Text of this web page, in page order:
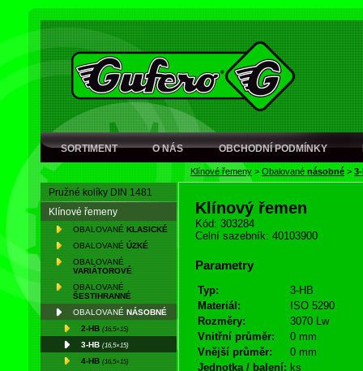
SORTIMENT O NÁS OBCHODNÍ PODMÍNKY
Klínové řemeny > Obalované násobné >
Pružné kolíky DIN 1481
Klínové řemeny
OBALOVANÉ KLASICKÉ
OBALOVANÉ ÚZKÉ
OBALOVANÉ
VARIÁTOROVÉ
OBALOVANÉ
ŠESTIHRANNÉ
OBALOVANÉ NÁSOBNÉ
2-HB (16,5×15)
3-HB (16,5×15)
4-HB (16,5×15)
Klínový řemen
Kód: 303284
Celní sazebník: 40103900
Parametry
Typ:
3-HB
Materiál:
ISO 5290
Rozměry:
3070 Lw
Vnitřní průměr:
0 mm
Vnější průměr:
0 mm
Jednotka / balení: ks